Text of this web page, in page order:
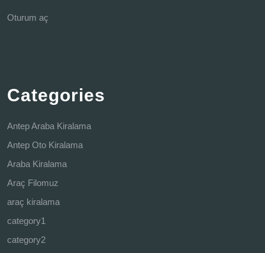
Oturum aç
Categories
Antep Araba Kiralama
Antep Oto Kiralama
Araba Kiralama
Araç Filomuz
araç kiralama
category1
category2